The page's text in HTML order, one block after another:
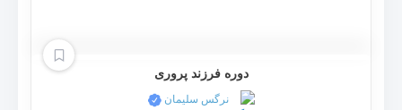
دوره فرزند پروری
نرگس سلیمان